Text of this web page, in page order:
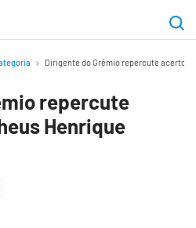
Dirigente do Grêmio repercute acerto
repercute
Henrique